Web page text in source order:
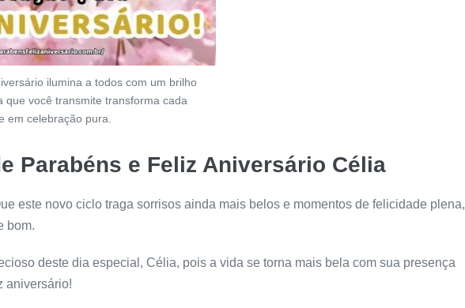
ilumina a todos com um brilho
que você transmite transforma cada
em celebração pura.
Parabéns e Feliz Aniversário Célia
este novo ciclo traga sorrisos ainda mais belos e momentos de felicidade plena,
bom.
deste dia especial, Célia, pois a vida se torna mais bela com sua presença
aniversário!